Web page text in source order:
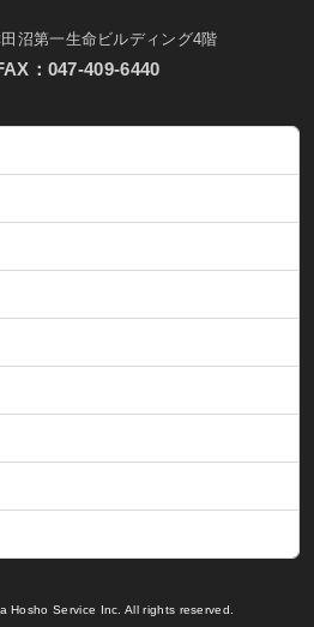
沼第一生命ビルディング4階
：047-409-6440
Hosho Service Inc. All rights reserved.